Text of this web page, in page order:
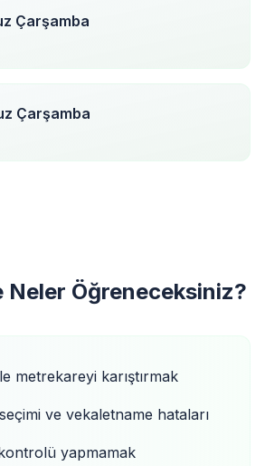
Çarşamba
Çarşamba
Neler Öğreneceksiniz?
metrekareyi karıştırmak
ve vekaletname hataları
yapmamak